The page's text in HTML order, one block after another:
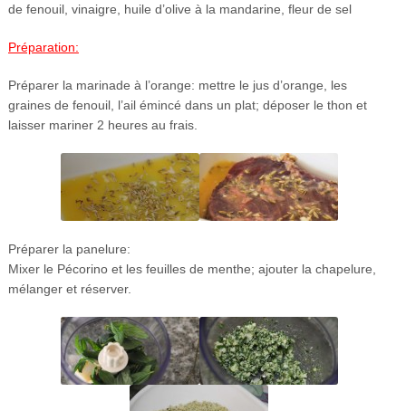
de fenouil, vinaigre, huile d’olive à la mandarine, fleur de sel
Préparation:
Préparer la marinade à l’orange: mettre le jus d’orange, les
graines de fenouil, l’ail émincé dans un plat; déposer le thon et
laisser mariner 2 heures au frais.
Préparer la panelure:
Mixer le Pécorino et les feuilles de menthe; ajouter la chapelure,
mélanger et réserver.